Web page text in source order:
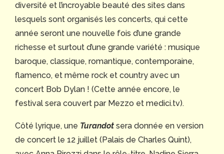
diversité et l’incroyable beauté des sites dans
lesquels sont organisés les concerts, qui cette
année seront une nouvelle fois d’une grande
richesse et surtout d’une grande variété : musique
baroque, classique, romantique, contemporaine,
flamenco, et même rock et country avec un
concert Bob Dylan ! (Cette année encore, le
festival sera couvert par Mezzo et medici.tv).
Côté lyrique, une Turandot sera donnée en version
de concert le 12 juillet (Palais de Charles Quint),